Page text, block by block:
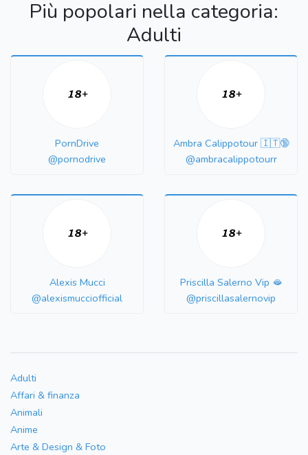
Più popolari nella categoria:
Adulti
PornDrive
@pornodrive
Ambra Calippotour 🇮🇹🔞
@ambracalippotourr
Alexis Mucci
@alexismucciofficial
Priscilla Salerno Vip 🫦
@priscillasalernovip
Adulti
Affari & finanza
Animali
Anime
Arte & Design & Foto